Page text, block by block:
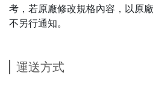
考，若原廠修改規格內容，以原
不另行通知。
運送方式